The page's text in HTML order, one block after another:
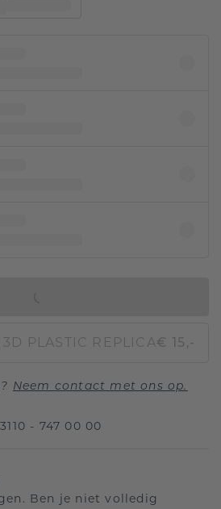
PLASTIC REPLICA€ 15,-
Neem contact met ons op.
- 747 00 00
Ben je niet volledig